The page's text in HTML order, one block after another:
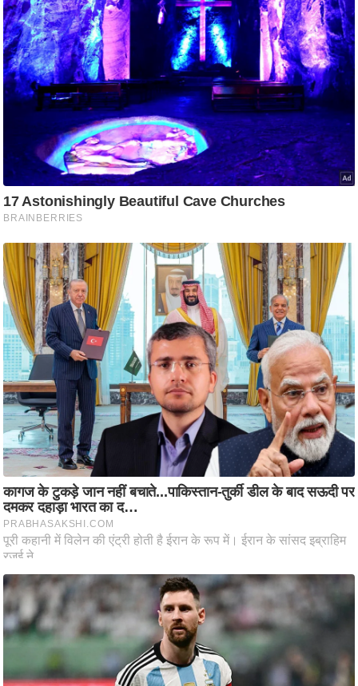
g
N
e
w
s
फ
स्टा
इ
ल
टे
क्नॉ
लॉ
जी
ब्यू
टी
/
फै
श
न
घ
रे
लू
नु
स्खे
र्य
ट
न
ल